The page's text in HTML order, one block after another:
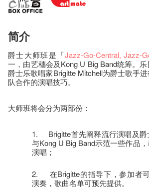
简介
爵士大师班是「Jazz-Go-Central, Jazz-
一，由艺穗会及Kong U Big Band统筹。
爵士乐歌唱家Brigitte Mitchell为爵士歌手
队合作的演唱技巧。
大师班将会分为两部份：
1. Brigitte首先阐释流行演唱及爵
与Kong U Big Band示范一些作品
演唱；
2. 在Brigitte的指导下，参加者
演奏，歌曲名单可预先提供。